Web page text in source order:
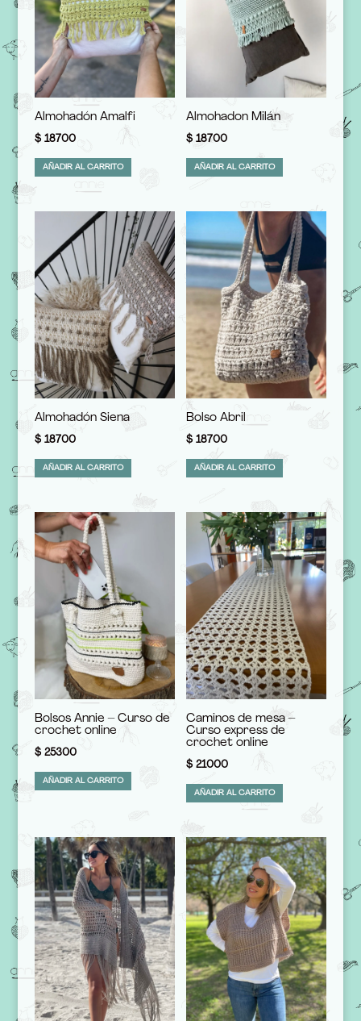
Almohadón Amalfi
$18700
AÑADIR AL CARRITO
Almohadon Milán
$ 18700
AÑADIR AL CARRITO
Almohadón Siena
$18700
AÑADIR AL CARRITO
Bolso Abril
$ 18700
AÑADIR AL CARRITO
Bolsos Annie – Curso de
crochet online
$25300
AÑADIR AL CARRITO
Caminos de mesa –
Curso express de
crochet online
$ 21000
AÑADIR AL CARRITO